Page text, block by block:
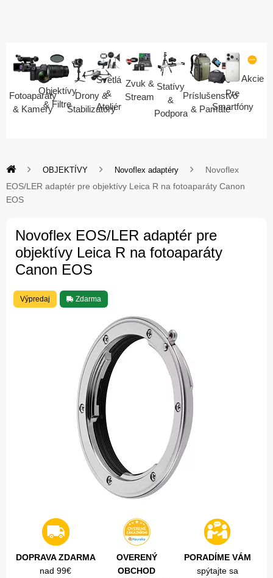
Fotoaparáty
& Kamery
Objektívy
& Filtre
Drony &
Stabilizátory
Svetlá
&
Ateliér
Zvuk &
Stream
Statívy
&
Podpora
Príslušenstvo
& Pamäte
Pre
Smartfóny
Akcie
OBJEKTÍVY Novoflex adaptéry
Novoflex
EOS/LER adaptér pre objektívy Leica R na fotoaparáty Canon
EOS
Novoflex EOS/LER adaptér pre
objektívy Leica R na fotoaparáty
Canon EOS
Výpredaj Zdarma
DOPRAVA ZDARMA
nad 99€
OVERENÝ
OBCHOD
PORADÍME VÁM
spýtajte sa